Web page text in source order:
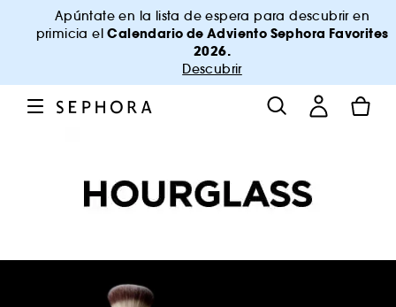
Apúntate en la lista de espera para descubrir en
primicia elCalendario de Adviento Sephora Favorites
2026.
Descubrir